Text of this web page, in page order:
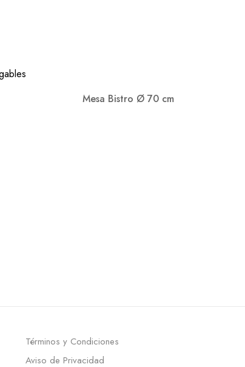
Mesa Bistro Ø 70 cm
Términos y Condiciones
Aviso de Privacidad